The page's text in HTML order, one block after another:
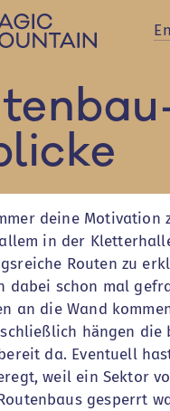
En
deine Motivation
in der
Routen zu
dabei schon mal
an die Wand
hängen die
da. Eventuell
weil ein Sektor
gesperrt